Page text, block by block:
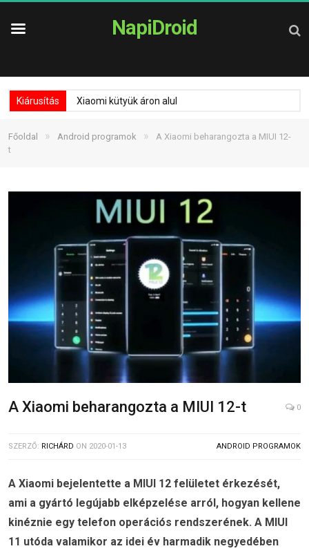
NapiDroid
Kiárusítás Xiaomi kütyük áron alul
Főoldal » Android programok »
A Xiaomi beharangozta a MIUI 12-
t
A Xiaomi beharangozta a MIUI 12-t 0
SZERZŐ: RICHÁRD ON 2020-01-13 ANDROID PROGRAMOK
A Xiaomi bejelentette a MIUI 12 felületet érkezését,
ami a gyártó legújabb elképzelése arról, hogyan kellene
kinéznie egy telefon operációs rendszerének. A MIUI
11 utóda valamikor az idei év harmadik negyedében